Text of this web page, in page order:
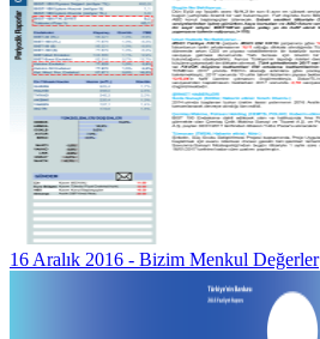
16 Aralık 2016 - Bizim Menkul Değerler